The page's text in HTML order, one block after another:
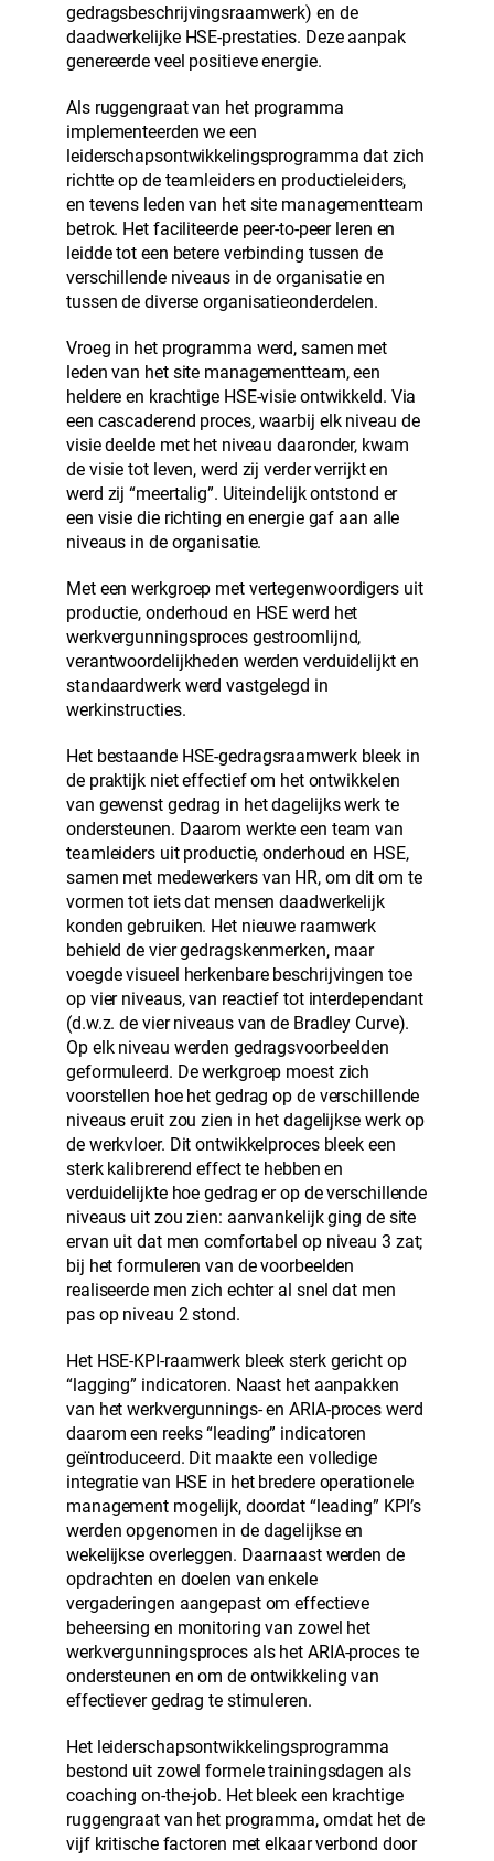
gedragsbeschrijvingsraamwerk) en de
daadwerkelijke HSE-prestaties. Deze aanpak
genereerde veel positieve energie.
Als ruggengraat van het programma
implementeerden we een
leiderschapsontwikkelingsprogramma dat zich
richtte op de teamleiders en productieleiders,
en tevens leden van het site managementteam
betrok. Het faciliteerde peer-to-peer leren en
leidde tot een betere verbinding tussen de
verschillende niveaus in de organisatie en
tussen de diverse organisatieonderdelen.
Vroeg in het programma werd, samen met
leden van het site managementteam, een
heldere en krachtige HSE-visie ontwikkeld. Via
een cascaderend proces, waarbij elk niveau de
visie deelde met het niveau daaronder, kwam
de visie tot leven, werd zij verder verrijkt en
werd zij “meertalig”. Uiteindelijk ontstond er
een visie die richting en energie gaf aan alle
niveaus in de organisatie.
Met een werkgroep met vertegenwoordigers uit
productie, onderhoud en HSE werd het
werkvergunningsproces gestroomlijnd,
verantwoordelijkheden werden verduidelijkt en
standaardwerk werd vastgelegd in
werkinstructies.
Het bestaande HSE-gedragsraamwerk bleek in
de praktijk niet effectief om het ontwikkelen
van gewenst gedrag in het dagelijks werk te
ondersteunen. Daarom werkte een team van
teamleiders uit productie, onderhoud en HSE,
samen met medewerkers van HR, om dit om te
vormen tot iets dat mensen daadwerkelijk
konden gebruiken. Het nieuwe raamwerk
behield de vier gedragskenmerken, maar
voegde visueel herkenbare beschrijvingen toe
op vier niveaus, van reactief tot interdependant
(d.w.z. de vier niveaus van de Bradley Curve).
Op elk niveau werden gedragsvoorbeelden
geformuleerd. De werkgroep moest zich
voorstellen hoe het gedrag op de verschillende
niveaus eruit zou zien in het dagelijkse werk op
de werkvloer. Dit ontwikkelproces bleek een
sterk kalibrerend effect te hebben en
verduidelijkte hoe gedrag er op de verschillende
niveaus uit zou zien: aanvankelijk ging de site
ervan uit dat men comfortabel op niveau 3 zat;
bij het formuleren van de voorbeelden
realiseerde men zich echter al snel dat men
pas op niveau 2 stond.
Het HSE-KPI-raamwerk bleek sterk gericht op
“lagging” indicatoren. Naast het aanpakken
van het werkvergunnings- en ARIA-proces werd
daarom een reeks “leading” indicatoren
geïntroduceerd. Dit maakte een volledige
integratie van HSE in het bredere operationele
management mogelijk, doordat “leading” KPI’s
werden opgenomen in de dagelijkse en
wekelijkse overleggen. Daarnaast werden de
opdrachten en doelen van enkele
vergaderingen aangepast om effectieve
beheersing en monitoring van zowel het
werkvergunningsproces als het ARIA-proces te
ondersteunen en om de ontwikkeling van
effectiever gedrag te stimuleren.
Het leiderschapsontwikkelingsprogramma
bestond uit zowel formele trainingsdagen als
coaching on-the-job. Het bleek een krachtige
ruggengraat van het programma, omdat het de
vijf kritische factoren met elkaar verbond door